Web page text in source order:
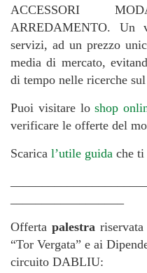
ACCESSORI
ARREDAMENTO. Un
servizi, ad un prezzo
media di mercato,
di tempo nelle ricerche
Puoi visitare loshop
verificare le offerte del
Scarica l’utile guida che ti
Offerta palestra
“Tor Vergata” e ai
circuito DABLIU: